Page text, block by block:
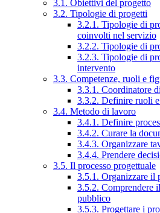
3.1. Obiettivi del progetto
3.2. Tipologie di progetti
3.2.1. Tipologie di
coinvolti nel servizio
3.2.2. Tipologie di
3.2.3. Tipologie di
intervento
3.3. Competenze, ruoli e
3.3.1. Coordinatore
3.3.2. Definire ruoli
3.4. Metodo di lavoro
3.4.1. Definire
3.4.2. Curare la
3.4.3. Organizzare
3.4.4. Prendere
3.5. Il processo progettuale
3.5.1. Organizzare il
3.5.2. Comprendere
pubblico
3.5.3. Progettare i